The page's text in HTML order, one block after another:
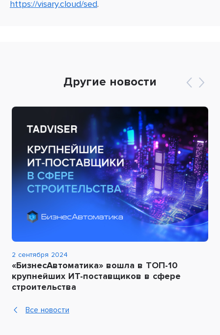
https://visary.cloud/sed.
Другие новости
2 сентября 2024
«БизнесАвтоматика» вошла в ТОП-10
крупнейших ИТ-поставщиков в сфере
строительства
Все новости